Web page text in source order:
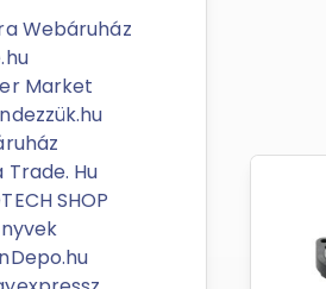
Webáruház
Market
Trade. Hu
SHOP